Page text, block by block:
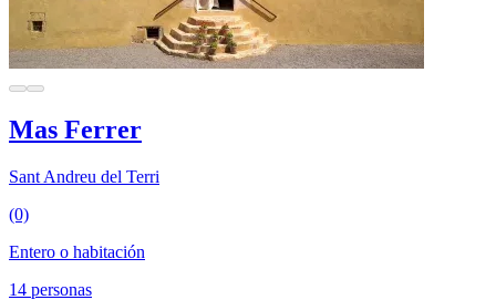
Mas Ferrer
Sant Andreu del Terri
(0)
Entero o habitación
14 personas